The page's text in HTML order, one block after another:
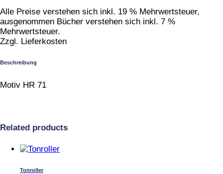
Alle Preise verstehen sich inkl. 19 % Mehrwertsteuer,
ausgenommen Bücher verstehen sich inkl. 7 %
Mehrwertsteuer.
Zzgl. Lieferkosten
Beschreibung
Motiv HR 71
Related products
Tonroller